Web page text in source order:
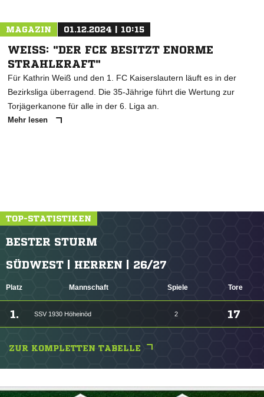
MAGAZIN 01.12.2024 | 10:15
WEISS: "DER FCK BESITZT ENORME S
TRAHLKRAFT"
Für Kathrin Weiß und den 1. FC Kaiserslautern läuft es in der
Bezirksliga überragend. Die 35-Jährige führt die Wertung zur
Torjägerkanone für alle in der 6. Liga an.
Mehr lesen
TOP-STATISTIKEN
BESTER STURM
SÜDWEST | HERREN | 26/27
Platz Mannschaft Spiele Tore
1. SSV 1930 Höheinöd 2 17
ZUR KOMPLETTEN TABELLE